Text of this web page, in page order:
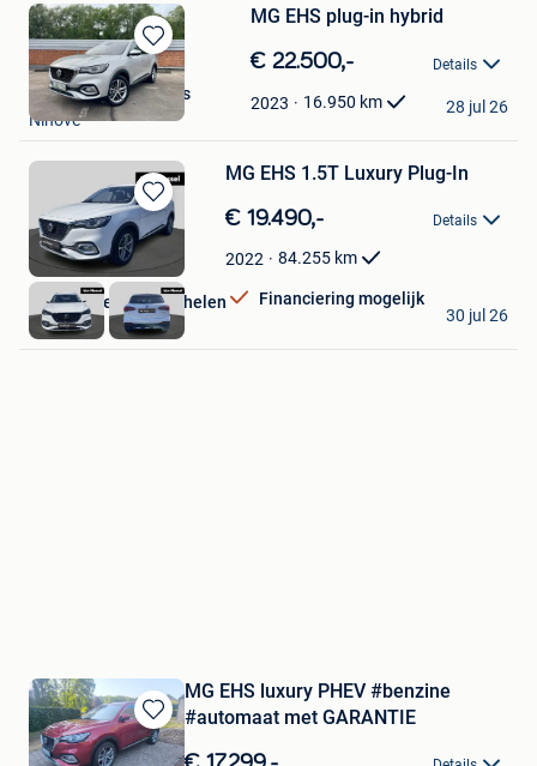
Bewaren
in
Mijn
Favorieten
MG EHS plug-in hybrid
€ 22.500,- Details
2023 16.950 km
SC Performance Cars
Ninove
28 jul 26
Bewaren
in
Mijn
Favorieten
MG EHS 1.5T Luxury Plug-In
€ 19.490,- Details
2022 84.255 km
Financiering mogelijk
Van Mossel MG Mechelen
Mechelen
30 jul 26
Bewaren
in
MG EHS luxury PHEV #benzine
#automaat met GARANTIE